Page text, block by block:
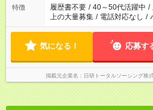
合は応募できません。
特徴 履歴書不要 / 40～50代活躍中 /
上の大量募集 / 電話対応なし /
気になる！ 応募す
掲載元企業名 日研トータルソーシング